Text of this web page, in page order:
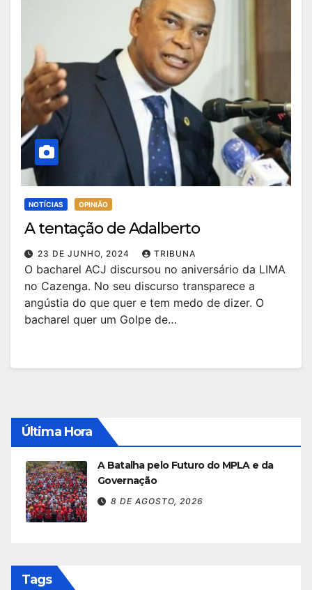
NOTÍCIAS OPINIÃO
A tentação de Adalberto
23 DE JUNHO, 2024 TRIBUNA
O bacharel ACJ discursou no aniversário da LIMA
no Cazenga. No seu discurso transparece a
angústia do que quer e tem medo de dizer. O
bacharel quer um Golpe de…
Última Hora
A Batalha pelo Futuro do MPLA e da
Governação
8 DE AGOSTO, 2026
Tags